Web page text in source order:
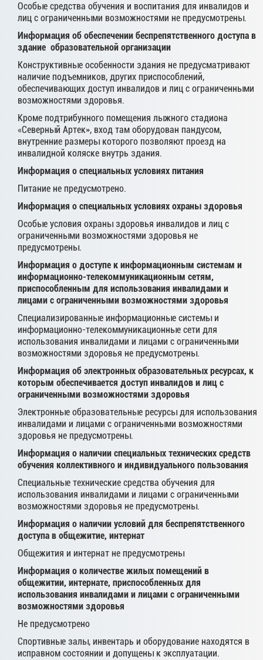
Особые средства обучения и воспитания для инвалидов и
лиц с ограниченными возможностями не предусмотрены.
Информация об обеспечении беспрепятственного доступа в
здание образовательной организации
Конструктивные особенности здания не предусматривают
наличие подъемников, других приспособлений,
обеспечивающих доступ инвалидов и лиц с ограниченными
возможностями здоровья.
Кроме подтрибунного помещения лыжного стадиона
«Северный Артек», вход там оборудован пандусом,
внутренние размеры которого позволяют проезд на
инвалидной коляске внутрь здания.
Информация о специальных условиях питания
Питание не предусмотрено.
Информация о специальных условиях охраны здоровья
Особые условия охраны здоровья инвалидов и лиц с
ограниченными возможностями здоровья не
предусмотрены.
Информация о доступе к информационным системам и
информационно-телекоммуникационным сетям,
приспособленным для использования инвалидами и
лицами с ограниченными возможностями здоровья
Специализированные информационные системы и
информационно-телекоммуникационные сети для
использования инвалидами и лицами с ограниченными
возможностями здоровья не предусмотрены.
Информация об электронных образовательных ресурсах, к
которым обеспечивается доступ инвалидов и лиц с
ограниченными возможностями здоровья
Электронные образовательные ресурсы для использования
инвалидами и лицами с ограниченными возможностями
здоровья не предусмотрены.
Информация о наличии специальных технических средств
обучения коллективного и индивидуального пользования
Специальные технические средства обучения для
использования инвалидами и лицами с ограниченными
возможностями здоровья не предусмотрены.
Информация о наличии условий для беспрепятственного
доступа в общежитие, интернат
Общежития и интернат не предусмотрены
Информация о количестве жилых помещений в
общежитии, интернате, приспособленных для
использования инвалидами и лицами с ограниченными
возможностями здоровья
Не предусмотрено
Спортивные залы, инвентарь и оборудование находятся в
исправном состоянии и допущены к эксплуатации.